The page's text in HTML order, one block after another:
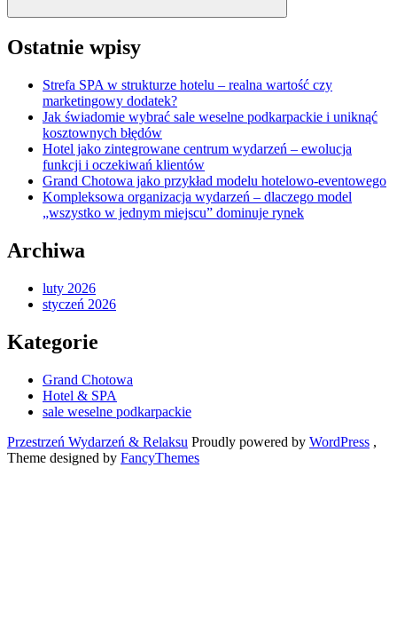
Ostatnie wpisy
Strefa SPA w strukturze hotelu – realna wartość czy
marketingowy dodatek?
Jak świadomie wybrać sale weselne podkarpackie i uniknąć
kosztownych błędów
Hotel jako zintegrowane centrum wydarzeń – ewolucja
funkcji i oczekiwań klientów
Grand Chotowa jako przykład modelu hotelowo-eventowego
Kompleksowa organizacja wydarzeń – dlaczego model
„wszystko w jednym miejscu” dominuje rynek
Archiwa
luty 2026
styczeń 2026
Kategorie
Grand Chotowa
Hotel & SPA
sale weselne podkarpackie
Przestrzeń Wydarzeń & Relaksu Proudly powered by WordPress ,
Theme designed by FancyThemes